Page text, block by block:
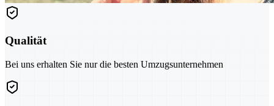
Qualität
Bei uns erhalten Sie nur die besten Umzugsunternehmen